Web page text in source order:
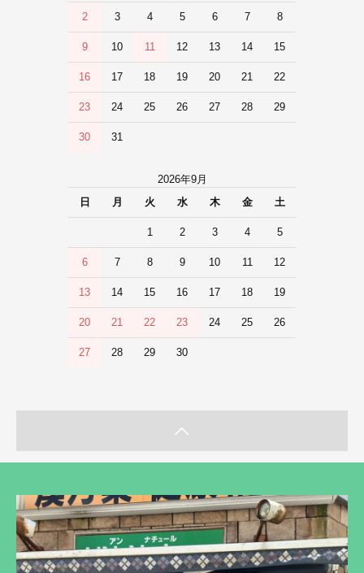
2 3 4 5 6 7 8
9 10 11 12 13 14 15
16 17 18 19 20 21 22
23 24 25 26 27 28 29
30 31
2026年9月
日
月 火 水 木 金 土
1 2 3 4 5
6 7 8 9 10 11 12
13 14 15 16 17 18 19
20 21 22 23 24 25 26
27 28 29 30